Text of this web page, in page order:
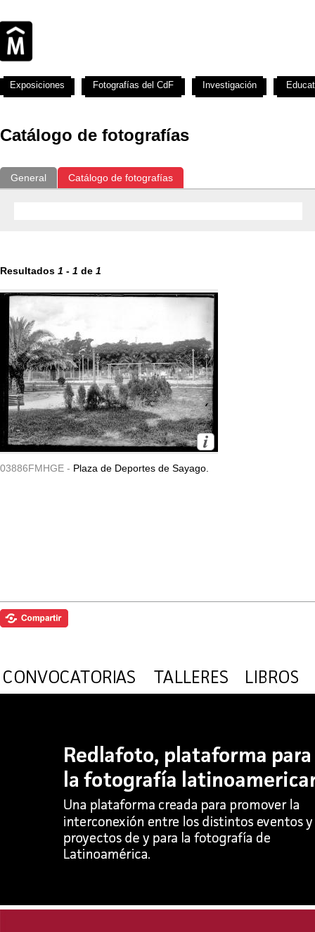
Catálogo de fotografías
General Catálogo de fotografías
Resultados 1 - 1 de 1
03886FMHGE - Plaza de Deportes de Sayago.
Exposiciones Fotografías del CdF Investigación